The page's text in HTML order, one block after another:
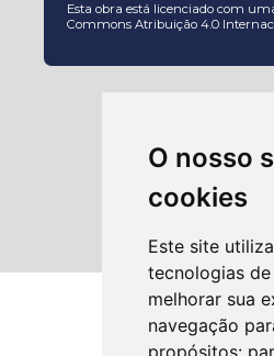
O nosso
cookies
Este site
tecnologias
melhorar sua
navegação
propósitos:
Esta obra está licenciado com
Commons Atribuição 4.0